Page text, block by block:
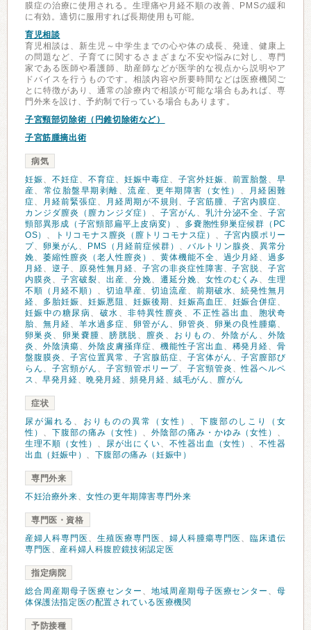
膜症の治療に使用される。生理痛や月経不順の改善、PMSの緩和
に有効。適切に服用すれば長期使用も可能。
育児相談
育児相談は、新生児～中学生までの心や体の成長、発達、健康上
の問題など、子育てに関するさまざまな不安や悩みに対し、専門
家である医師や看護師、助産師などが医学的な視点から説明やア
ドバイスを行うものです。相談内容や所要時間などは医療機関ご
とに特徴があり、通常の診療内で相談が可能な場合もあれば、専
門外来を設け、予約制で行っている場合もあります。
子宮頸部切除術（円錐切除術など）
子宮筋腫摘出術
病気
妊娠、 不妊症、 不育症、 妊娠中毒症、 子宮外妊娠、 前置胎盤、早
産、 常位胎盤早期剥離 、流産、更年期障害（女性） 、
月経困難
症、 月経前緊張症、 月経周期が不規則 、 子宮筋腫、 子宮内膜症、
カンジダ膣炎（膣カンジダ症） 、 子宮がん 、 乳汁分泌不全、子宮
頸部異形成（子宮頸部扁平上皮病変） 、 多嚢胞性卵巣症候群（PC
OS） 、 トリコモナス膣炎（膣トリコモナス症） 、 子宮内膜ポリー
プ、 卵巣がん 、 PMS（月経前症候群） 、バルトリン腺炎 、 異常分
娩、 萎縮性膣炎（老人性膣炎） 、 黄体機能不全、 過少月経、過多
月経、 逆子、 原発性無月経、 子宮の非炎症性障害、子宮脱、子宮
内膜炎 、 子宮破裂、 出産、 分娩、 遷延分娩、 女性のむくみ、生理
不順（月経不順） 、 切迫早産、 切迫流産、 前期破水、続発性無月
経、 多胎妊娠、 妊娠悪阻 、 妊娠後期 、 妊娠高血圧、 妊娠合併症、
妊娠中の糖尿病、 破水 、非特異性膣炎 、不正性器出血 、
胞状奇
胎、 無月経、 羊水過多症、 卵管がん 、 卵管炎 、 卵巣の良性腫瘍、
卵巣炎 、 卵巣嚢腫 、 膀胱脱 、 膣炎 、 おりもの、 外陰がん 、 外陰
炎 、 外陰潰瘍、 外陰皮膚掻痒症、 機能性子宮出血 、 稀発月経、骨
盤腹膜炎 、 子宮位置異常 、 子宮腺筋症、 子宮体がん 、子宮膣部び
らん 、 子宮頸がん 、 子宮頸管ポリープ、 子宮頸管炎 、性器ヘルペ
ス 、早発月経、晩発月経、頻発月経、絨毛がん 、 膣がん
症状
尿が漏れる 、 おりものの異常（女性） 、 下腹部のしこり（女
性） 、 下腹部の痛み（女性） 、 外陰部の痛み・かゆみ（女性） 、
生理不順（女性） 、 尿が出にくい、 不性器出血（女性） 、不性器
出血（妊娠中） 、 下腹部の痛み（妊娠中）
専門外来
不妊治療外来、女性の更年期障害専門外来
専門医・資格
産婦人科専門医 、 生殖医療専門医 、 婦人科腫瘍専門医 、臨床遺伝
専門医 、 産科婦人科腹腔鏡技術認定医
指定病院
総合周産期母子医療センター 、 地域周産期母子医療センター 、母
体保護法指定医の配置されている医療機関
予防接種